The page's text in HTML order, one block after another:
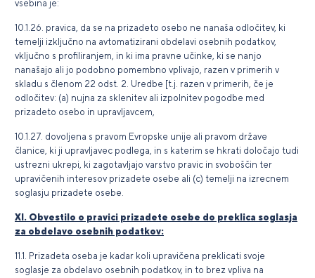
vsebina je:
10.1.26. pravica, da se na prizadeto osebo ne nanaša odločitev, ki
temelji izključno na avtomatizirani obdelavi osebnih podatkov,
vključno s profiliranjem, in ki ima pravne učinke, ki se nanjo
nanašajo ali jo podobno pomembno vplivajo, razen v primerih v
skladu s členom 22 odst. 2. Uredbe [t.j. razen v primerih, če je
odločitev: (a) nujna za sklenitev ali izpolnitev pogodbe med
prizadeto osebo in upravljavcem,
10.1.27. dovoljena s pravom Evropske unije ali pravom države
članice, ki ji upravljavec podlega, in s katerim se hkrati določajo tudi
ustrezni ukrepi, ki zagotavljajo varstvo pravic in svoboščin ter
upravičenih interesov prizadete osebe ali (c) temelji na izrecnem
soglasju prizadete osebe.
XI. Obvestilo o pravici prizadete osebe do preklica soglasja
za obdelavo osebnih podatkov:
11.1. Prizadeta oseba je kadar koli upravičena preklicati svoje
soglasje za obdelavo osebnih podatkov, in to brez vpliva na